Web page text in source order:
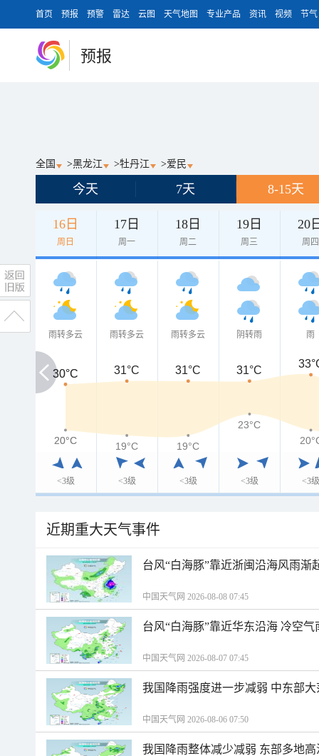
首页 预报 预警 雷达 云图 天气地图 专业产品 资讯 视频 节气
预报
全国 >黑龙江 >牡丹江 >爱民
今天 7天 8-15天
16日
周日
17日
周一
18日
周二
19日
周三
20
周四
雨转多云
<3级
雨转多云
<3级
雨转多云
<3级
阴转雨
<3级
雨
<3级
30°C
30°C 31°C 31°C 31°C
20°C
20°C 19°C 19°C
23°C
近期重大天气事件
台风“白海豚”靠近浙闽沿海风雨渐
中国天气网 2026-08-08 07:45
台风“白海豚”靠近华东沿海 冷空
中国天气网 2026-08-07 07:45
我国降雨强度进一步减弱 中东部
中国天气网 2026-08-06 07:50
我国降雨整体减少减弱 东部多地